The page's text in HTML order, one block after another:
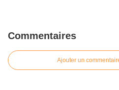
Commentaires
Ajouter un